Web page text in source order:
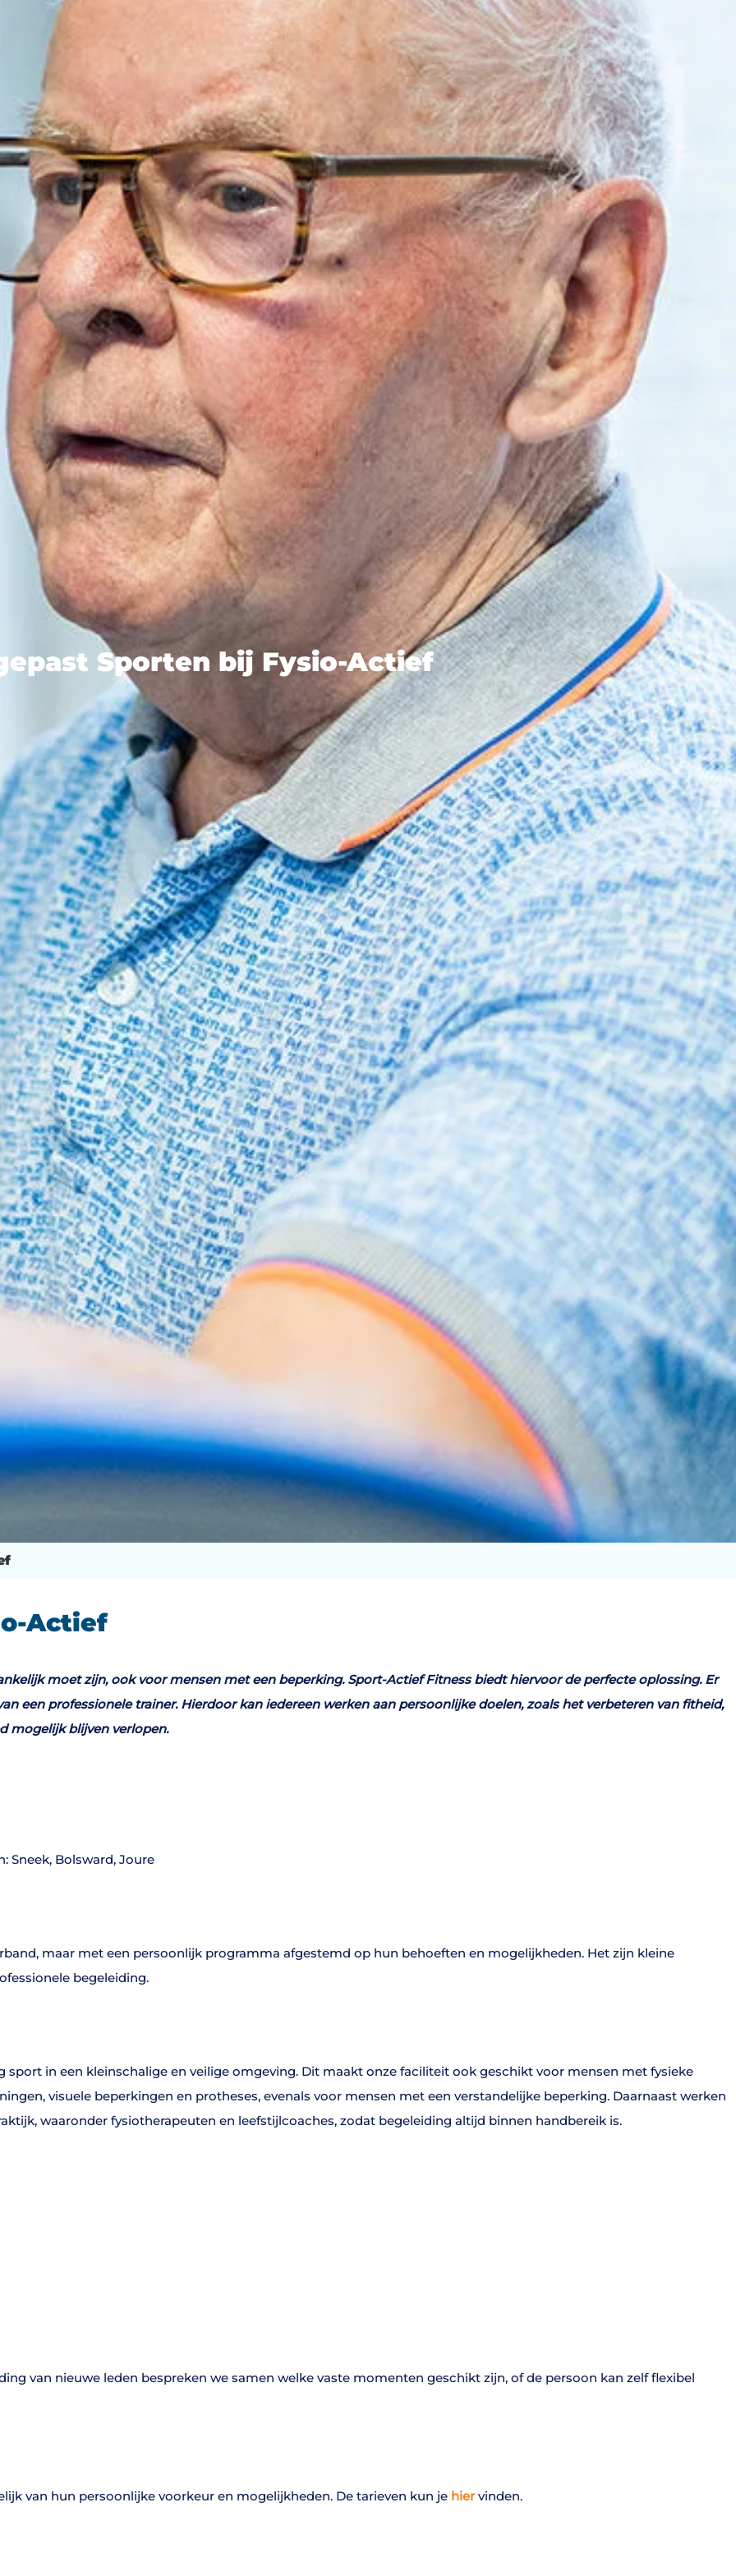
Sporten bij Fysio-Actief
Actief
moet zijn, ook voor mensen met een beperking. Sport-Actief Fitness biedt hiervoor de perfecte oplossing. Er
een professionele trainer. Hierdoor kan iedereen werken aan persoonlijke doelen, zoals het verbeteren van fitheid,
mogelijk blijven verlopen.
Sneek, Bolsward, Joure
maar met een persoonlijk programma afgestemd op hun behoeften en mogelijkheden. Het zijn kleine
begeleiding.
sport in een kleinschalige en veilige omgeving. Dit maakt onze faciliteit ook geschikt voor mensen met fysieke
visuele beperkingen en protheses, evenals voor mensen met een verstandelijke beperking. Daarnaast werken
waaronder fysiotherapeuten en leefstijlcoaches, zodat begeleiding altijd binnen handbereik is.
van nieuwe leden bespreken we samen welke vaste momenten geschikt zijn, of de persoon kan zelf flexibel
van hun persoonlijke voorkeur en mogelijkheden. De tarieven kun je hiervinden.